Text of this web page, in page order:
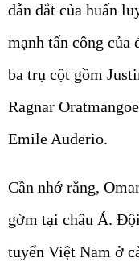
dẫn dắt của huấn
mạnh tấn công
ba trụ cột gồm
Ragnar
Emile Auderio.
Cần nhớ rằng,
gờm tại châu Á.
tuyển Việt Nam ở